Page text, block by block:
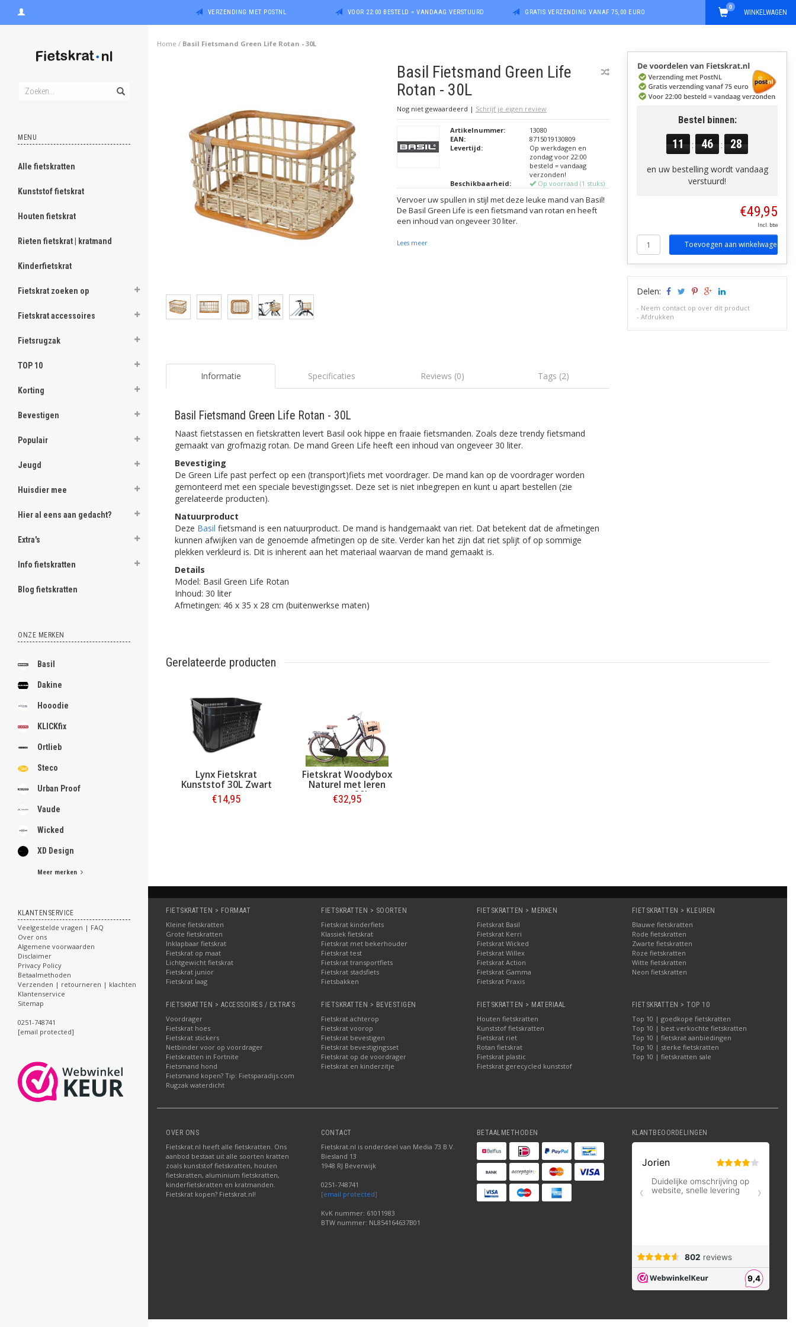
VERZENDING MET POSTNL VOOR 22:00 BESTELD = VANDAAG VERSTUURD GRATIS VERZENDING VANAF 75,00 EURO WINKELWAGEN
0
MENU
Alle fietskratten
Kunststof fietskrat
Houten fietskrat
Rieten fietskrat | kratmand
Kinderfietskrat
Fietskrat zoeken op
Fietskrat accessoires
Fietsrugzak
TOP 10
Korting
Bevestigen
Populair
Jeugd
Huisdier mee
Hier al eens aan gedacht?
Extra's
Info fietskratten
Blog fietskratten
ONZE MERKEN
Basil
Dakine
Hooodie
KLICKfix
Ortlieb
Steco
Urban Proof
Vaude
Wicked
XD Design
Meer merken
KLANTENSERVICE
Veelgestelde vragen | FAQ
Over ons
Algemene voorwaarden
Disclaimer
Privacy Policy
Betaalmethoden
Verzenden | retourneren | klachten
Klantenservice
Sitemap
0251-748741
[email protected]
Home / Basil Fietsmand Green Life Rotan - 30L
Basil Fietsmand Green Life
Rotan - 30L
Nog niet gewaardeerd | Schrijf je eigen review
Artikelnummer:
13080
EAN:
8715019130809
Levertijd:
Op werkdagen en
zondag voor 22:00
besteld = vandaag
verzonden!
Beschikbaarheid:
Op voorraad (1 stuks)
Vervoer uw spullen in stijl met deze leuke mand van Basil!
De Basil Green Life is een fietsmand van rotan en heeft
een inhoud van ongeveer 30 liter.
Lees meer
Informatie Specificaties Reviews (0) Tags (2)
Basil Fietsmand Green Life Rotan - 30L
Naast fietstassen en fietskratten levert Basil ook hippe en fraaie fietsmanden. Zoals deze trendy fietsmand
gemaakt van grofmazig rotan. De mand Green Life heeft een inhoud van ongeveer 30 liter.
Bevestiging
De Green Life past perfect op een (transport)fiets met voordrager. De mand kan op de voordrager worden
gemonteerd met een speciale bevestigingsset. Deze set is niet inbegrepen en kunt u apart bestellen (zie
gerelateerde producten).
Natuurproduct
Deze Basil fietsmand is een natuurproduct. De mand is handgemaakt van riet. Dat betekent dat de afmetingen
kunnen afwijken van de genoemde afmetingen op de site. Verder kan het zijn dat riet splijt of op sommige
plekken verkleurd is. Dit is inherent aan het materiaal waarvan de mand gemaakt is.
Details
Model: Basil Green Life Rotan
Inhoud: 30 liter
Afmetingen: 46 x 35 x 28 cm (buitenwerkse maten)
Bestel binnen:
11 : 46 : 27
en uw bestelling wordt vandaag
verstuurd!
€49,95
Incl. btw
Toevoegen aan winkelwagen
Delen:
- Neem contact op over dit product
-Afdrukken
Gerelateerde producten
Lynx Fietskrat
Kunststof 30L Zwart
€14,95
Fietskrat Woodybox
Naturel met leren
raster 20L
€32,95
FIETSKRATTEN > FORMAAT
Kleine fietskratten
Grote fietskratten
Inklapbaar fietskrat
Fietskrat op maat
Lichtgewicht fietskrat
Fietskrat junior
Fietskrat laag
FIETSKRATTEN > SOORTEN
Fietskrat kinderfiets
Klassiek fietskrat
Fietskrat met bekerhouder
Fietskrat test
Fietskrat transportfiets
Fietskrat stadsfiets
Fietsbakken
FIETSKRATTEN > MERKEN
Fietskrat Basil
Fietskrat Kerri
Fietskrat Wicked
Fietskrat Willex
Fietskrat Action
Fietskrat Gamma
Fietskrat Praxis
FIETSKRATTEN > KLEUREN
Blauwe fietskratten
Rode fietskratten
Zwarte fietskratten
Roze fietskratten
Witte fietskratten
Neon fietskratten
FIETSKRATTEN > ACCESSOIRES / EXTRA'S
Voordrager
Fietskrat hoes
Fietskrat stickers
Netbinder voor op voordrager
Fietskratten in Fortnite
Fietsmand hond
Fietsmand kopen? Tip: Fietsparadijs.com
Rugzak waterdicht
FIETSKRATTEN > BEVESTIGEN
Fietskrat achterop
Fietskrat voorop
Fietskrat bevestigen
Fietskrat bevestigingsset
Fietskrat op de voordrager
Fietskrat en kinderzitje
FIETSKRATTEN > MATERIAAL
Houten fietskratten
Kunststof fietskratten
Fietskrat riet
Rotan fietskrat
Fietskrat plastic
Fietskrat gerecycled kunststof
FIETSKRATTEN > TOP 10
Top 10 | goedkope fietskratten
Top 10 | best verkochte fietskratten
Top 10 | fietskrat aanbiedingen
Top 10 | sterke fietskratten
Top 10 | fietskratten sale
OVER ONS
Fietskrat.nl heeft alle fietskratten. Ons
aanbod bestaat uit alle soorten kratten
zoals kunststof fietskratten, houten
fietskratten, aluminium fietskratten,
kinderfietskratten en kratmanden.
Fietskrat kopen? Fietskrat.nl!
CONTACT
Fietskrat.nl is onderdeel van Media 73 B.V.
Biesland 13
1948 RJ Beverwijk
0251-748741
[email protected]
KvK nummer: 61011983
BTW nummer: NL854164637B01
BETAALMETHODEN KLANTBEOORDELINGEN